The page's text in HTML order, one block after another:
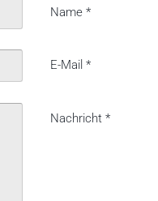
Name *
E-Mail *
Nachricht *